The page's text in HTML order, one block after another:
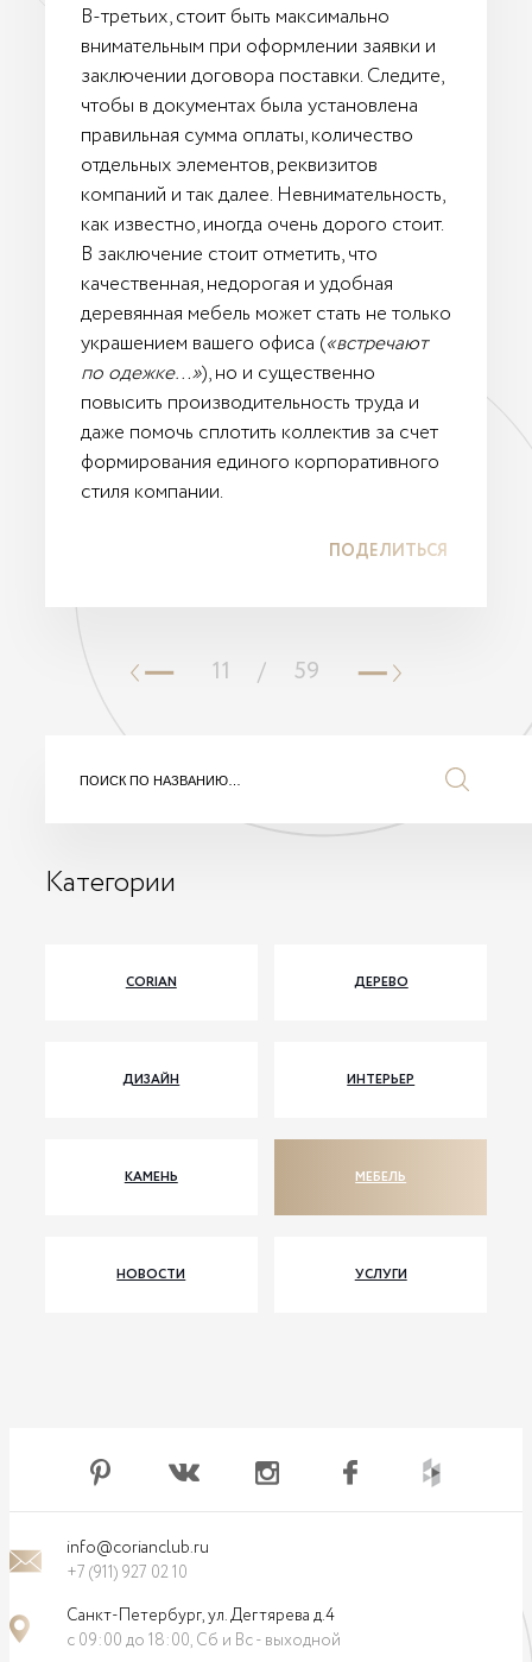
В-третьих, стоит быть максимально
внимательным при оформлении заявки и
заключении договора поставки. Следите,
чтобы в документах была установлена
правильная сумма оплаты, количество
отдельных элементов, реквизитов
компаний и так далее. Невнимательность,
как известно, иногда очень дорого стоит.
В заключение стоит отметить, что
качественная, недорогая и удобная
деревянная мебель может стать не только
украшением вашего офиса («встречают
по одежке…»), но и существенно
повысить производительность труда и
даже помочь сплотить коллектив за счет
формирования единого корпоративного
стиля компании.
ПОДЕЛИТЬСЯ
11 / 59
Категории
CORIAN ДЕРЕВО
ДИЗАЙН ИНТЕРЬЕР
КАМЕНЬ МЕБЕЛЬ
НОВОСТИ УСЛУГИ
info@corianclub.ru
+7 (911) 927 02 10
Санкт-Петербург, ул. Дегтярева д.4
с 09:00 до 18:00, Сб и Вс - выходной